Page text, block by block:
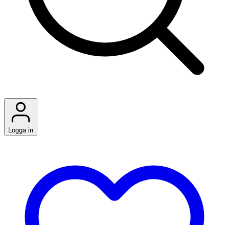
Logga in